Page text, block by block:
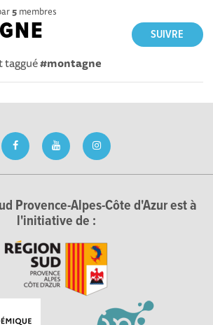
5 membres
SUIVRE
taggué#montagne
Provence-Alpes-Côte d'Azur est à
l'initiative de :